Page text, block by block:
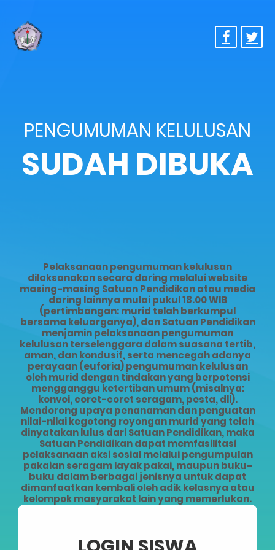
PENGUMUMAN KELULUSAN
SUDAH DIBUKA
Pelaksanaan pengumuman kelulusan
dilaksanakan secara daring melalui website
masing-masing Satuan Pendidikan atau media
daring lainnya mulai pukul 18.00 WIB
(pertimbangan: murid telah berkumpul
bersama keluarganya), dan Satuan Pendidikan
menjamin pelaksanaan pengumuman
kelulusan terselenggara dalam suasana tertib,
aman, dan kondusif, serta mencegah adanya
perayaan (euforia) pengumuman kelulusan
oleh murid dengan tindakan yang berpotensi
mengganggu ketertiban umum (misalnya:
konvoi, coret-coret seragam, pesta, dll).
Mendorong upaya penanaman dan penguatan
nilai-nilai kegotong royongan murid yang telah
dinyatakan lulus dari Satuan Pendidikan, maka
Satuan Pendidikan dapat memfasilitasi
pelaksanaan aksi sosial melalui pengumpulan
pakaian seragam layak pakai, maupun buku-
buku dalam berbagai jenisnya untuk dapat
dimanfaatkan kembali oleh adik kelasnya atau
kelompok masyarakat lain yang memerlukan.